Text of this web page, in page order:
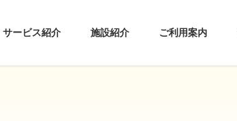
サービス紹介 施設紹介 ご利用案内